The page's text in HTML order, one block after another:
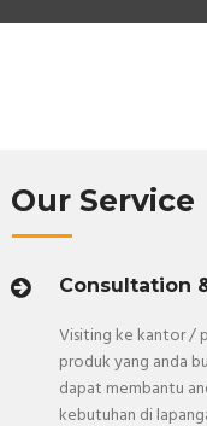
Our Service
Consultation
Visiting ke kantor /
produk yang anda
dapat membantu
kebutuhan di